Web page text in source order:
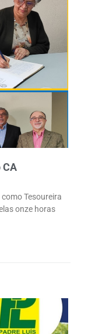
CA
Tesoureira
onze horas